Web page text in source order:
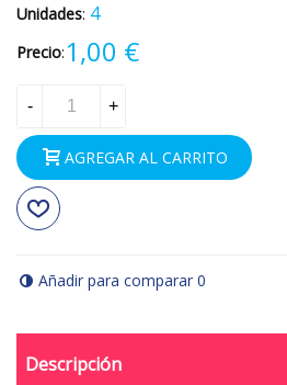
Unidades: 4
Precio:1,00 €
- +
AGREGAR AL CARRITO
Añadir para comparar 0
Descripción